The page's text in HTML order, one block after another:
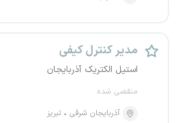
مدیر کنترل کیفی
استیل الکتریک آذربایجان
منقضی شده
آذربایجان شرقی
تبریز